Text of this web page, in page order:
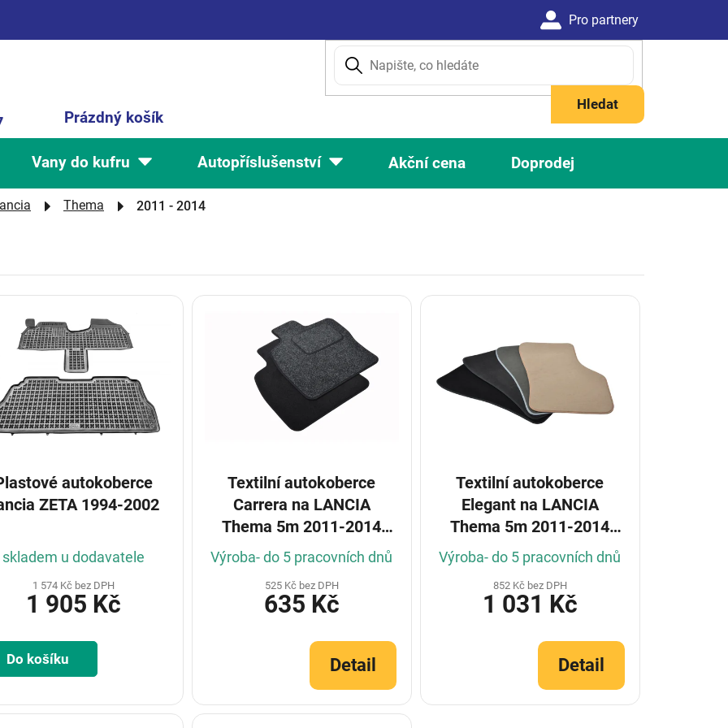
Hledat
Nákupní
košík
Prázdný košík
Vany do kufru Autopříslušenství Akční cena Doprodej
Thema 2011 - 2014
autokoberce
ZETA 1994-2002
skladem u dodavatele
1 574 Kč bez DPH
1 905 Kč
Do košíku
Textilní autokoberce
Carrera na LANCIA
Thema 5m 2011-2014
Sedan (Konfigurátor)
Výroba- do 5 pracovních dnů
525 Kč bez DPH
635 Kč
Detail
Textilní autokoberce
Elegant na LANCIA
Thema 5m 2011-2014
Sedan (Konfigurátor)
Výroba- do 5 pracovních dnů
852 Kč bez DPH
1 031 Kč
Detail